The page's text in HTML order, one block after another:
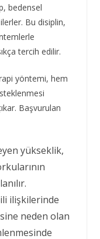
bedensel
Bu disiplin,
tercih edilir.
yöntemi, hem
Başvurulan
yükseklik,
ilişkilerinde
neden olan